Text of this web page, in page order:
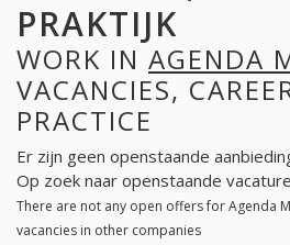
PRAKTIJK
WORK IN AGENDA
VACANCIES,
PRACTICE
Er zijn geen openstaande
Op zoek naar openstaande
There are not any open offers for Agenda
vacancies in other companies